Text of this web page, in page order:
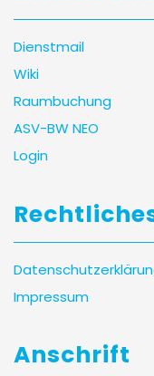
Dienstmail
Wiki
Raumbuchung
ASV-BW NEO
Login
Impressum
Anschrift